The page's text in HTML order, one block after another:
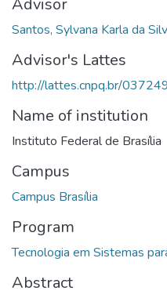
Santos, Sylvana Karla da
Advisor's Lattes
http://lattes.cnpq.br/
Name of institution
Instituto Federal de Brasília
Campus
Campus Brasília
Program
Tecnologia em Sistemas
Abstract